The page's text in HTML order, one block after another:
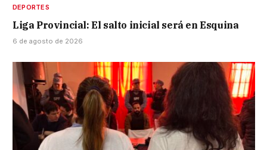
DEPORTES
Liga Provincial: El salto inicial será en Esquina
6 de agosto de 2026